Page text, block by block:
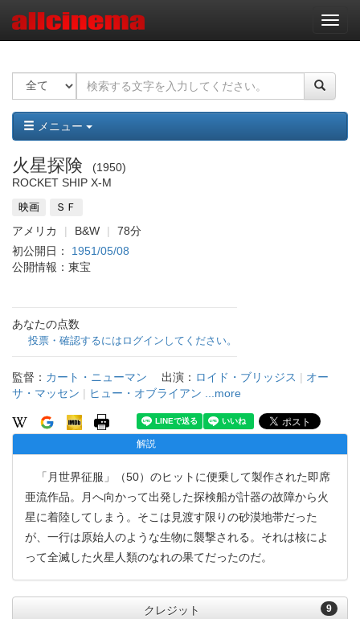
ナ
ビ
ー
ョ
ン
メニュー
火星探険
1950
ROCKET SHIP X-M
映画 ＳＦ
アメリカ B&W
78分
初公開日： 1951/05/08
公開情報：東宝
あなたの点数
投票・確認するにはログインしてください。
監督： カート・ニューマン 出演： ロイド・ブリッジス | オー
サ・マッセン | ヒュー・オブライアン ...more
解説
「月世界征服」（50）のヒットに便乗して製作された即席
亜流作品。月へ向かって出発した探検船が計器の故障から火
星に着陸してしまう。そこは見渡す限りの砂漠地帯だった
が、一行は原始人のような生物に襲撃される。それは核によ
って全滅した火星人類のなれの果てだったのだ。
9
クレジット